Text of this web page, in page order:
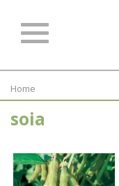
Home
soia